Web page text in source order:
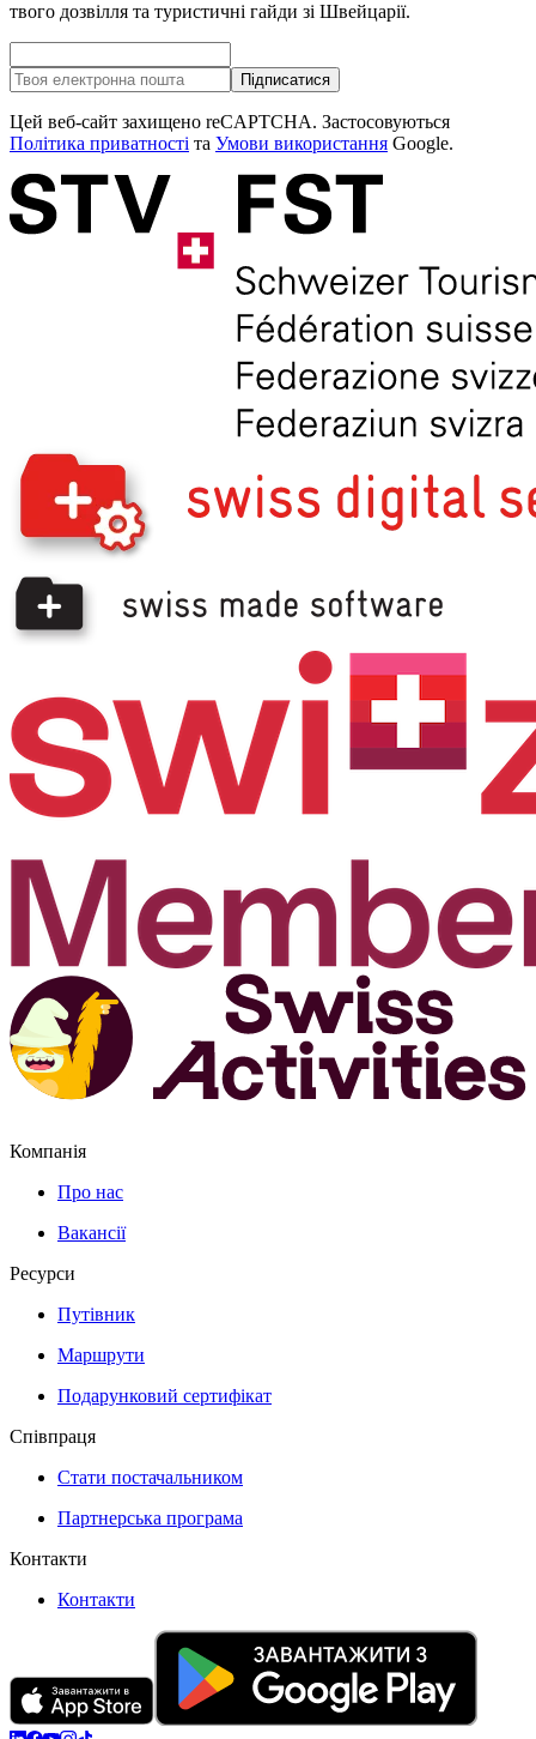
твого дозвілля та туристичні гайди зі Швейцарії.
Підписатися
Цей веб-сайт захищено reCAPTCHA. Застосовуються
Політика приватності та Умови використання Google.
Компанія
Про нас
Вакансії
Ресурси
Путівник
Маршрути
Подарунковий сертифікат
Співпраця
Стати постачальником
Партнерська програма
Контакти
Контакти